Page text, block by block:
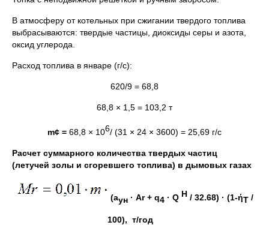
В атмосферу от котельных при сжигании твердого топлива
выбрасываются: твердые частицы, диоксиды серы и азота,
оксид углерода.
Расход топлива в январе (г/с):
620/9 = 68,8
68,8 × 1,5 = 103,2 т
m¢ = 68,8 × 106/ (31 × 24 × 3600) = 25,69 г/с
Расчет суммарного количества твердых частиц
(летучей золы и сгоревшего топлива) в дымовых газах
(аун · Аr+ q4 · Q H / 32.68) · (1-ήT /
100), т/год